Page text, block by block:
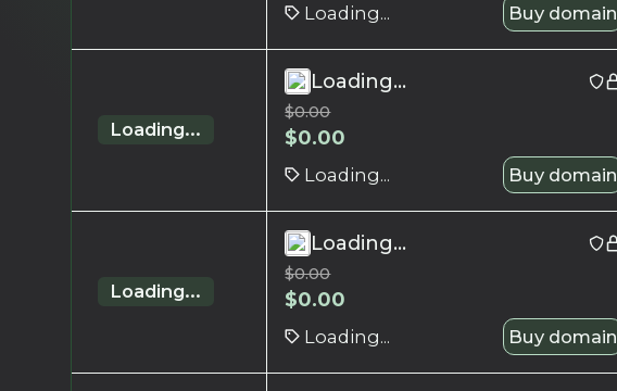
Loading... Buy domain
Loading...
Loading...
$0.00
$0.00
Loading... Buy domain
Loading...
Loading...
$0.00
$0.00
Loading... Buy domain